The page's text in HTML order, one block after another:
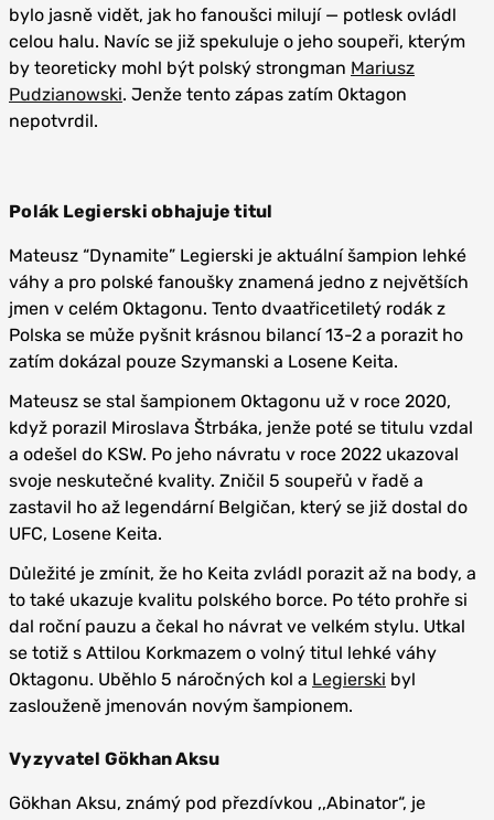
bylo jasně vidět, jak ho fanoušci milují — potlesk ovládl
celou halu. Navíc se již spekuluje o jeho soupeři, kterým
by teoreticky mohl být polský strongman Mariusz
Pudzianowski. Jenže tento zápas zatím Oktagon
nepotvrdil.
Polák Legierski obhajuje titul
Mateusz “Dynamite” Legierski je aktuální šampion lehké
váhy a pro polské fanoušky znamená jedno z největších
jmen v celém Oktagonu. Tento dvaatřicetiletý rodák z
Polska se může pyšnit krásnou bilancí 13-2 a porazit ho
zatím dokázal pouze Szymanski a Losene Keita.
Mateusz se stal šampionem Oktagonu už v roce 2020,
když porazil Miroslava Štrbáka, jenže poté se titulu vzdal
a odešel do KSW. Po jeho návratu v roce 2022 ukazoval
svoje neskutečné kvality. Zničil 5 soupeřů v řadě a
zastavil ho až legendární Belgičan, který se již dostal do
UFC, Losene Keita.
Důležité je zmínit, že ho Keita zvládl porazit až na body, a
to také ukazuje kvalitu polského borce. Po této prohře si
dal roční pauzu a čekal ho návrat ve velkém stylu. Utkal
se totiž s Attilou Korkmazem o volný titul lehké váhy
Oktagonu. Uběhlo 5 náročných kol a Legierski byl
zaslouženě jmenován novým šampionem.
Vyzyvatel Gökhan Aksu
Gökhan Aksu, známý pod přezdívkou ,,Abinator“, je